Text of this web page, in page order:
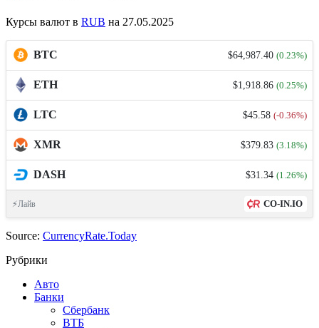
Курсы валют в RUB на 27.05.2025
BTC $64,987.40 (0.23%)
ETH $1,918.86 (0.25%)
LTC $45.58 (-0.36%)
XMR $379.83 (3.18%)
DASH $31.34 (1.26%)
⚡Лайв CO-IN.IO
Source: CurrencyRate.Today
Рубрики
Авто
Банки
Сбербанк
ВТБ